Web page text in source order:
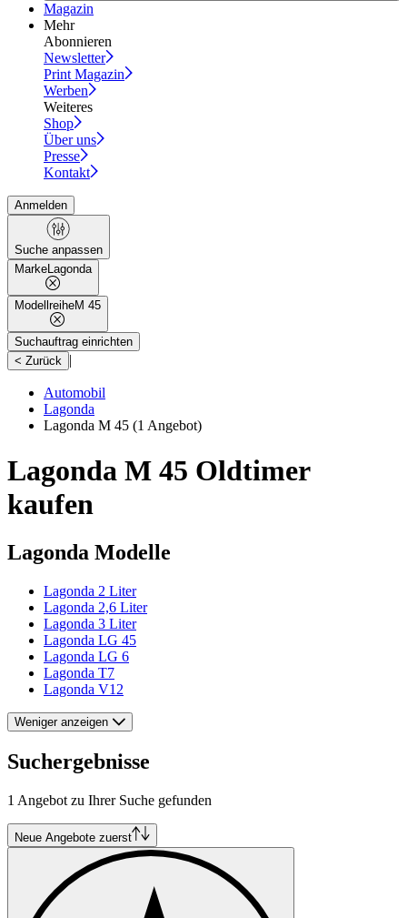
Magazin
Mehr
Abonnieren
Newsletter
Print Magazin
Werben
Weiteres
Shop
Über uns
Presse
Kontakt
Anmelden
Suche anpassen
MarkeLagonda
ModellreiheM 45
Suchauftrag einrichten
< Zurück |
Automobil
Lagonda
Lagonda M 45 (1 Angebot)
Lagonda M 45 Oldtimer
kaufen
Lagonda Modelle
Lagonda 2 Liter
Lagonda 2,6 Liter
Lagonda 3 Liter
Lagonda LG 45
Lagonda LG 6
Lagonda T7
Lagonda V12
Weniger anzeigen
Suchergebnisse
1 Angebot zu Ihrer Suche gefunden
Neue Angebote zuerst